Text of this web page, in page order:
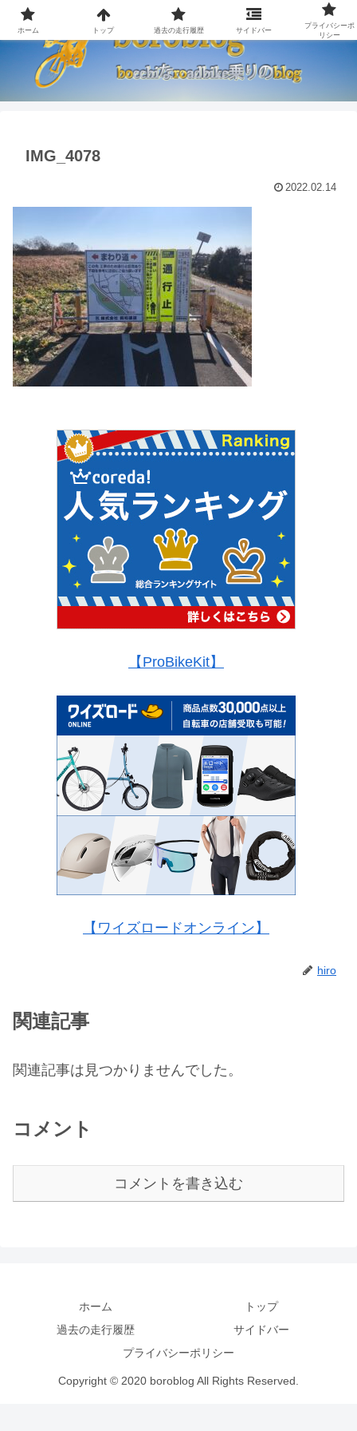
IMG_4078
2022.02.14
【ProBikeKit】
【ワイズロードオンライン】
hiro
関連記事
関連記事は見つかりませんでした。
コメント
コメントを書き込む
ホーム
トップ
過去の走行履歴
サイドバー
プライバシーポリシー
Copyright © 2020 boroblog All Rights Reserved.
ホーム トップ 過去の走行履歴 サイドバー
プライバシーポ
リシー